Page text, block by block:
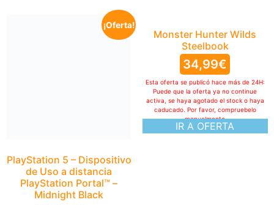
¡Oferta!
PlayStation 5 – Dispositivo
de Uso a distancia
PlayStation Portal™ –
Midnight Black
Monster Hunter Wilds
Steelbook
34,99€
IR A OFERTA
Esta oferta se publicó hace más de 24H:
Puede que la oferta ya no continue
activa, se haya agotado el stock o haya
caducado. Por favor, compruebelo
manualmente